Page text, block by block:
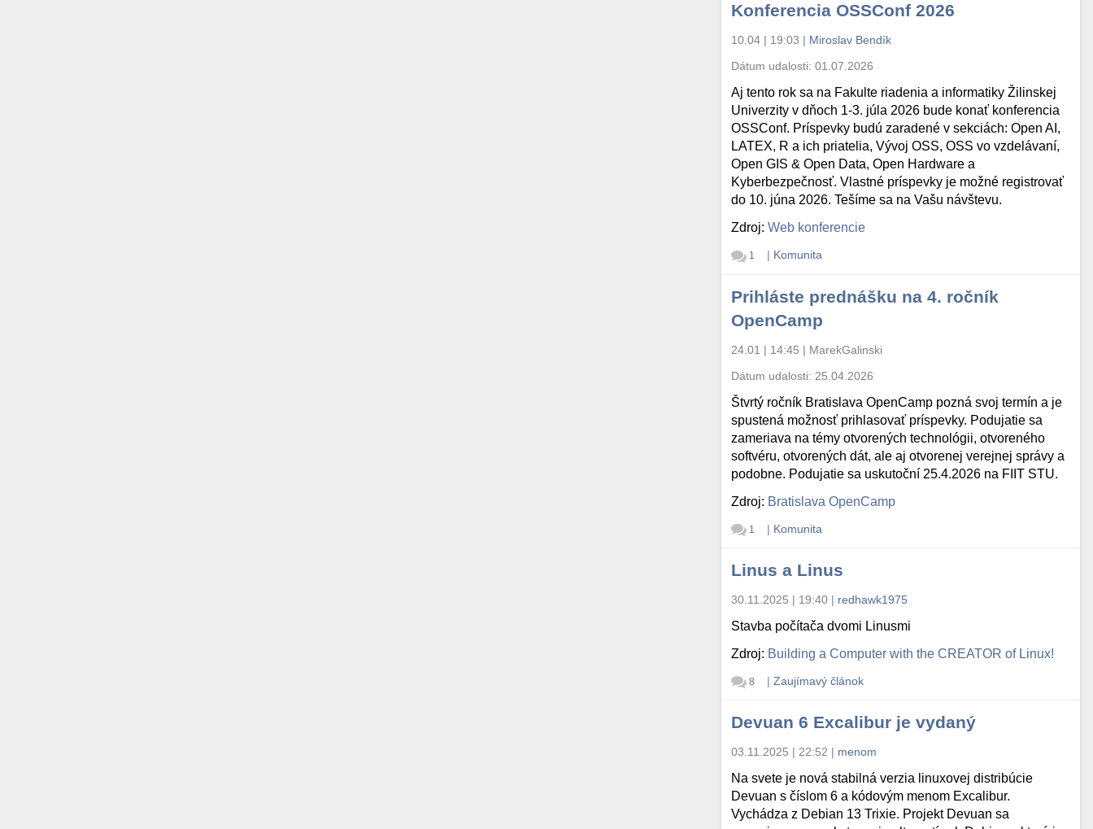
Konferencia OSSConf 2026
10.04 | 19:03 | Miroslav Bendík
Dátum udalosti:01.07.2026
Aj tento rok sa na Fakulte riadenia a informatiky Žilinskej
Univerzity v dňoch 1-3. júla 2026 bude konať konferencia
OSSConf. Príspevky budú zaradené v sekciách: Open AI,
LATEX, R a ich priatelia, Vývoj OSS, OSS vo vzdelávaní,
Open GIS & Open Data, Open Hardware a
Kyberbezpečnosť. Vlastné príspevky je možné registrovať
do 10. júna 2026. Tešíme sa na Vašu návštevu.
Zdroj:Web konferencie
1 | Komunita
Prihláste prednášku na 4. ročník
OpenCamp
24.01 | 14:45 | MarekGalinski
Dátum udalosti: 25.04.2026
Štvrtý ročník Bratislava OpenCamp pozná svoj termín a je
spustená možnosť prihlasovať príspevky. Podujatie sa
zameriava na témy otvorených technológii, otvoreného
softvéru, otvorených dát, ale aj otvorenej verejnej správy a
podobne. Podujatie sa uskutoční 25.4.2026 na FIIT STU.
Zdroj: Bratislava OpenCamp
1 | Komunita
Linus a Linus
30.11.2025 | 19:40 | redhawk1975
Stavba počítača dvomi Linusmi
Zdroj: Building a Computer with the CREATOR of Linux!
8 | Zaujímavý článok
Devuan 6 Excalibur je vydaný
03.11.2025 | 22:52 | menom
Na svete je nová stabilná verzia linuxovej distribúcie
Devuan s číslom 6 a kódovým menom Excalibur.
Vychádza z Debian 13 Trixie. Projekt Devuan sa